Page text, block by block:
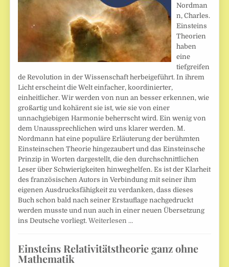
Nordman
n, Charles.
Einsteins
Theorien
haben
eine
tiefgreifen
de Revolution in der Wissenschaft herbeigeführt. In ihrem
Licht erscheint die Welt einfacher, koordinierter,
einheitlicher. Wir werden von nun an besser erkennen, wie
großartig und kohärent sie ist, wie sie von einer
unnachgiebigen Harmonie beherrscht wird. Ein wenig von
dem Unaussprechlichen wird uns klarer werden. M.
Nordmann hat eine populäre Erläuterung der berühmten
Einsteinschen Theorie hingezaubert und das Einsteinsche
Prinzip in Worten dargestellt, die den durchschnittlichen
Leser über Schwierigkeiten hinweghelfen. Es ist der Klarheit
des französischen Autors in Verbindung mit seiner ihm
eigenen Ausdrucksfähigkeit zu verdanken, dass dieses
Buch schon bald nach seiner Erstauflage nachgedruckt
werden musste und nun auch in einer neuen Übersetzung
ins Deutsche vorliegt.Weiterlesen …
Einsteins Relativitätstheorie ganz ohne
Mathematik